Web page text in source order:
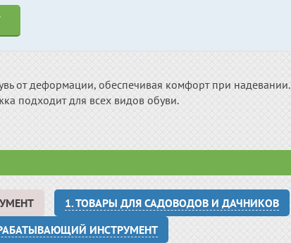
от деформации, обеспечивая комфорт при надевании.
подходит для всех видов обуви.
1. ТОВАРЫ ДЛЯ САДОВОДОВ И ДАЧНИКОВ
ИНСТРУМЕНТ